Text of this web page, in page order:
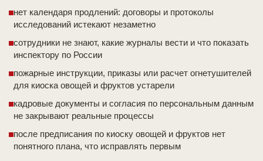
нет календаря продлений: договоры и протоколы
исследований истекают незаметно
сотрудники не знают, какие журналы вести и что показать
инспектору по России
пожарные инструкции, приказы или расчет огнетушителей
для киоска овощей и фруктов устарели
кадровые документы и согласия по персональным данным
не закрывают реальные процессы
после предписания по киоску овощей и фруктов нет
понятного плана, что исправлять первым